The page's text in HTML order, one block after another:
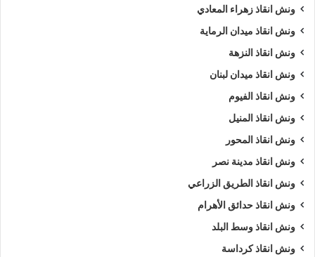
ونش انقاذ زهراء المعادي
ونش انقاذ ميدان الرماية
ونش انقاذ النزهة
ونش انقاذ ميدان لبنان
ونش انقاذ الفيوم
ونش انقاذ المنيل
ونش انقاذ المحور
ونش انقاذ مدينة نصر
ونش انقاذ الطريق الزراعي
ونش انقاذ حدائق الأهرام
ونش انقاذ وسط البلد
ونش انقاذ كرداسة